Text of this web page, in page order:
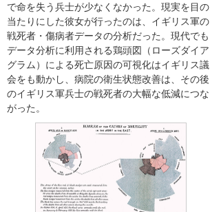
で命を失う兵士が少なくなかった。現実を目の
当たりにした彼女が行ったのは、イギリス軍の
戦死者・傷病者データの分析だった。現代でも
データ分析に利用される鶏頭図（ローズダイア
グラム）による死亡原因の可視化はイギリス議
会をも動かし、病院の衛生状態改善は、その後
のイギリス軍兵士の戦死者の大幅な低減につな
がった。